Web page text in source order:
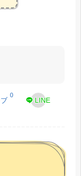
0
LINE